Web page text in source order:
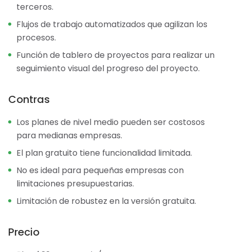
terceros.
Flujos de trabajo automatizados que agilizan los
procesos.
Función de tablero de proyectos para realizar un
seguimiento visual del progreso del proyecto.
Contras
Los planes de nivel medio pueden ser costosos
para medianas empresas.
El plan gratuito tiene funcionalidad limitada.
No es ideal para pequeñas empresas con
limitaciones presupuestarias.
Limitación de robustez en la versión gratuita.
Precio